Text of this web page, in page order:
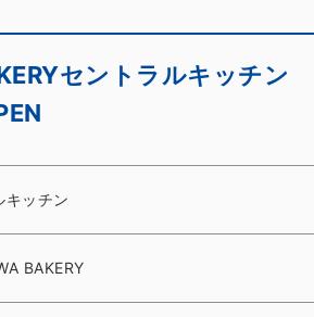
セントラルキッチン
キッチン
BAKERY